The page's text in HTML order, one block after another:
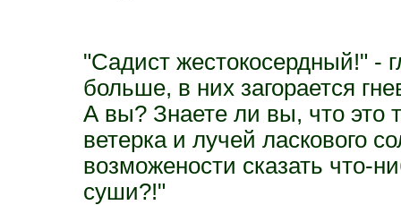
"Садист жестокосердный!" -
больше, в них загорается
А вы? Знаете ли вы, что это
ветерка и лучей ласкового
возможености сказать что-
суши?!"